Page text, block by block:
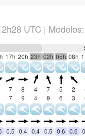
UTC |
17h 20h 23h 02h 05h 08h
7 8 4 7 5 2
7 9 4 9 6 3
0.5 0.4 0.4 0.5 0.6 0.6